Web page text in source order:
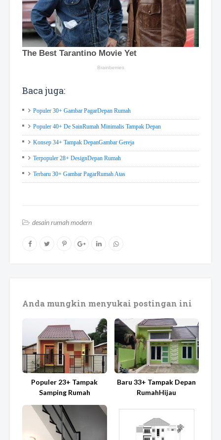
Baca juga:
Populer 30+ Gambar PagarDepan Rumah
Populer 40+ De SainRumah Minimalis Tampak Depan
Konsep 34+ Tampak DepanGambar Gereja
Terpopuler 28+ DesignDepan Rumah
Terbaru 30+ Gambar PagarRumah Atas
desain rumah modern
Anda mungkin menyukai postingan ini
Populer 23+ Tampak
Samping Rumah
Baru 33+ Tampak Depan
RumahHijau